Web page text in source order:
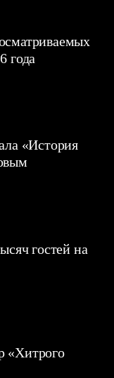
года
«История
гостей на
«Хитрого